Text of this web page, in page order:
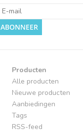
ABONNEER
Producten
Alle producten
Nieuwe producten
Aanbiedingen
Tags
RSS-feed